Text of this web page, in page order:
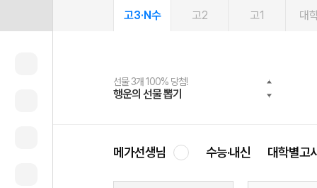
고3·N수 고2 고1 대
선물 3개 100% 당첨!
행운의 선물 뽑기
선물 100% 증정!
메가스터디 X 올리브
여름방학 스터디 캐시백
메가런 썸머스쿨
2027 러셀 단과
강사 공개선발
스마트러닝앱
설문 EVENT
메가패스
3일 무료 체험권
메가패스 수강생 무료혜택!
메가클럽 멤버십
사회공헌 캠페인
희망이룸 메가나눔
메가선생님 수능·내신 대학별고